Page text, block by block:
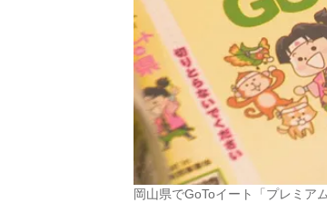
岡山県でGoToイート「プレミ